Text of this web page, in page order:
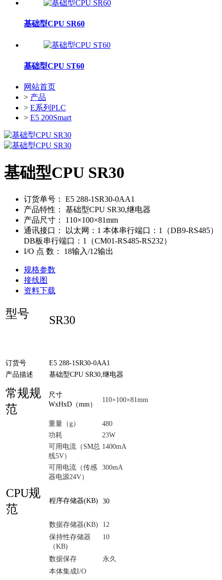
基础型CPU SR60
基础型CPU ST60
网站首页
> 产品
> E系列PLC
> E5 200Smart
基础型CPU SR30
订货单号：
E5 288-1SR30-0AA1
产品特性：
基础型CPU SR30,继电器
产品尺寸：
110×100×81mm
通讯接口：
以太网：1 本体串行端口：1（DB9-RS485）
DB板串行端口：1（CM01-RS485-RS232）
I/O 点 数：
18输入/12输出
规格参数
接线图
资料下载
型号 SR30
订货号
E5 288-1SR30-0AA1
产品描述
基础型CPU SR30,继电器
常规规
范
尺寸
WxHxD（mm）
110×100×81mm
重量（g）
480
功耗
23W
可用电流（SM总
线5V）
1400mA
可用电流（传感
器电源24V）
300mA
CPU规
范
程序存储器(KB) 30
数据存储器(KB)
12
保持性存储器
（KB)
10
数据保存
永久
本体集成I/O